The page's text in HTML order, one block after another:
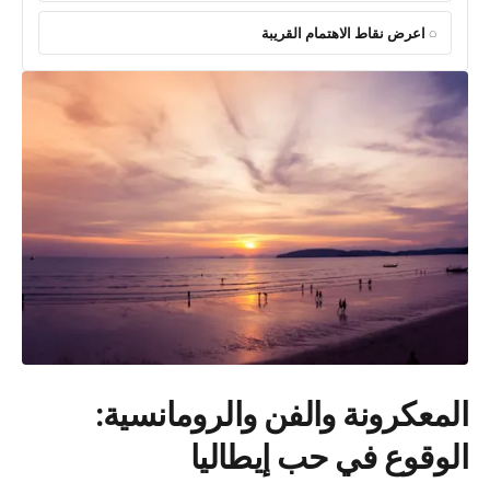
اعرض نقاط الاهتمام القريبة
المعكرونة والفن والرومانسية:
الوقوع في حب إيطاليا